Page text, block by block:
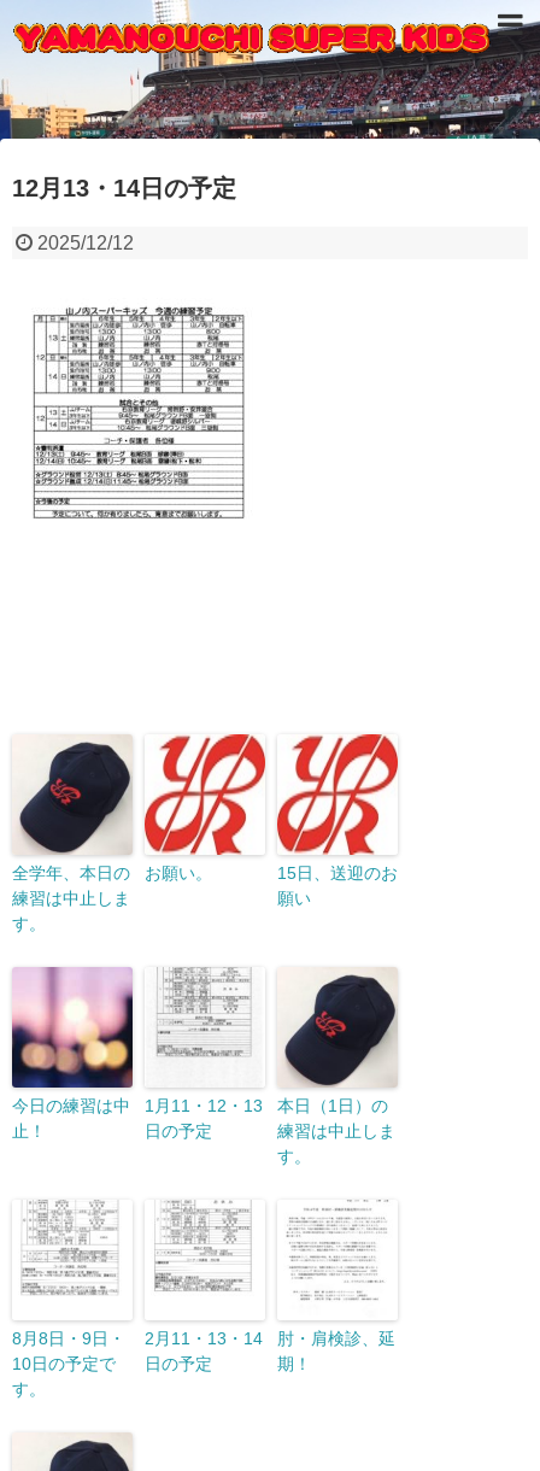
12月13・14日の予定
2025/12/12
全学年、本日の
練習は中止しま
す。
お願い。
15日、送迎のお
願い
今日の練習は中
止！
1月11・12・13
日の予定
本日（1日）の
練習は中止しま
す。
8月8日・9日・
10日の予定で
す。
2月11・13・14
日の予定
肘・肩検診、延
期！